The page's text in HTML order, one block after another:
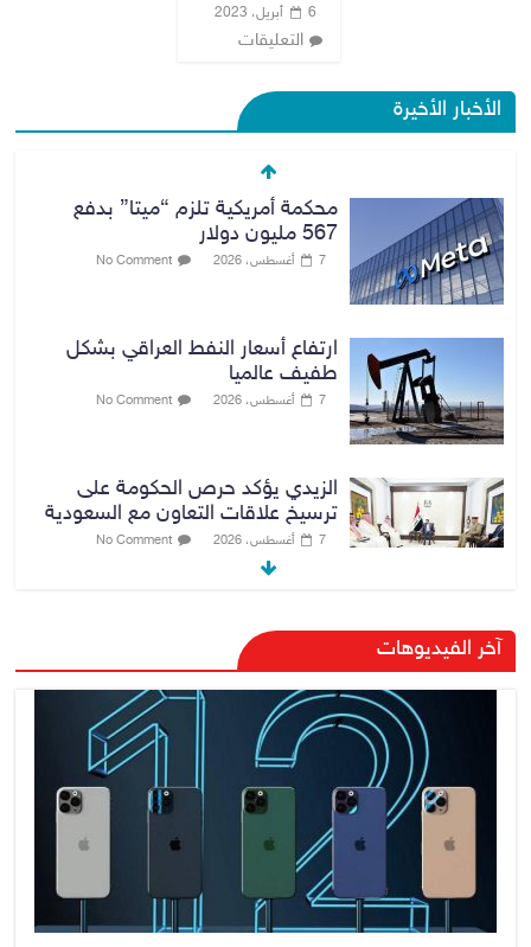
6 أبريل، 2023
التعليقات
الأخبار الأخيرة
محكمة أمريكية تلزم “ميتا” بدفع
567 مليون دولار
7 أغسطس، 2026 No Comment
ارتفاع أسعار النفط العراقي بشكل
طفيف عالميا
7 أغسطس، 2026 No Comment
الزيدي يؤكد حرص الحكومة على
ترسيخ علاقات التعاون مع السعودية
7 أغسطس، 2026 No Comment
وزارة الداخلية: الحدود العراقية تشهد
مستوى عالياً من الأمن والاستقرار
القضاء الأعلى: القبض على عدد من
موظفي بلدية الناصرية ومعقبين
ضبطت بحوزتهم مستندات وأختام
مزورة
آخر الفيديوهات